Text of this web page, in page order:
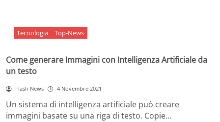
Tecnologia Top-News
Come generare Immagini con Intelligenza Artificiale da
un testo
Flash News 4 Novembre 2021
Un sistema di intelligenza artificiale può creare
immagini basate su una riga di testo. Copie…